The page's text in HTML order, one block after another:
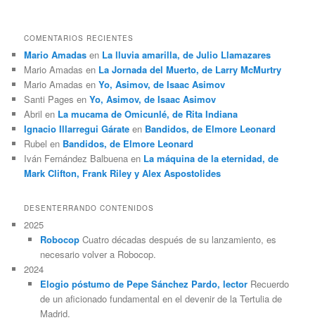
COMENTARIOS RECIENTES
Mario Amadas en La lluvia amarilla, de Julio Llamazares
Mario Amadas en La Jornada del Muerto, de Larry McMurtry
Mario Amadas enYo, Asimov, de Isaac Asimov
Santi Pages enYo, Asimov, de Isaac Asimov
Abril en La mucama de Omicunlé, de Rita Indiana
Ignacio Illarregui Gárate en Bandidos, de Elmore Leonard
Rubel en Bandidos, de Elmore Leonard
Iván Fernández Balbuena en La máquina de la eternidad, de
Mark Clifton, Frank Riley y Alex Aspostolides
DESENTERRANDO CONTENIDOS
2025
RobocopCuatro décadas después de su lanzamiento, es
necesario volver a Robocop.
2024
Elogio póstumo de Pepe Sánchez Pardo, lectorRecuerdo
de un aficionado fundamental en el devenir de la Tertulia de
Madrid.